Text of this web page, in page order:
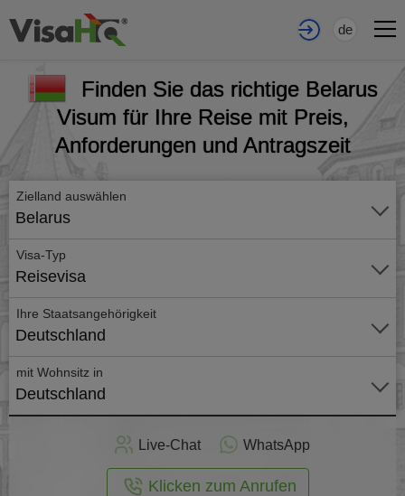
de
Finden Sie das richtige Belarus
Visum für Ihre Reise mit Preis,
Anforderungen und Antragszeit
Zielland auswählen
Belarus
Visa-Typ
Reisevisa
Ihre Staatsangehörigkeit
Deutschland
mit Wohnsitz in
Deutschland
Live-Chat WhatsApp
Klicken zum Anrufen